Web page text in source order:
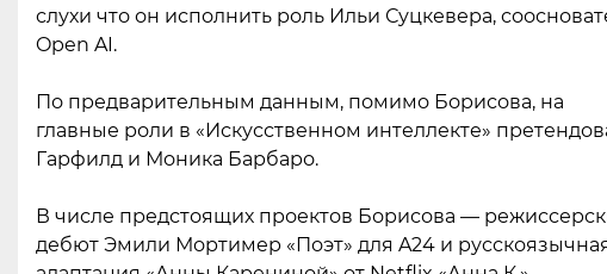
слухи что он исполнить роль Ильи Суцкевера,
Open AI.
По предварительным данным, помимо Борисова, на
главные роли в «Искусственном интеллекте»
Гарфилд и Моника Барбаро.
В числе предстоящих проектов Борисова —
дебют Эмили Мортимер «Поэт» для A24 и